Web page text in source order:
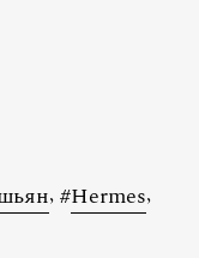
, #Hermes,